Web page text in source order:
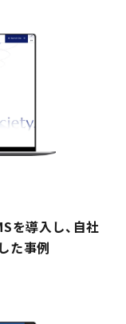
を導入し、自社
た事例